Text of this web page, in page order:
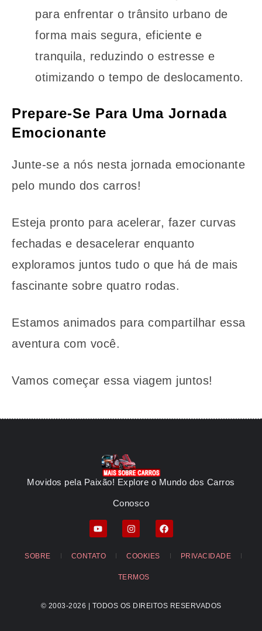
para enfrentar o trânsito urbano de
forma mais segura, eficiente e
tranquila, reduzindo o estresse e
otimizando o tempo de deslocamento.
Prepare-Se Para Uma Jornada
Emocionante
Junte-se a nós nesta jornada emocionante
pelo mundo dos carros!
Esteja pronto para acelerar, fazer curvas
fechadas e desacelerar enquanto
exploramos juntos tudo o que há de mais
fascinante sobre quatro rodas.
Estamos animados para compartilhar essa
aventura com você.
Vamos começar essa viagem juntos!
Movidos pela Paixão! Explore o Mundo dos Carros
Conosco
SOBRE CONTATO COOKIES PRIVACIDADE
TERMOS
© 2003-2026 | TODOS OS DIREITOS RESERVADOS